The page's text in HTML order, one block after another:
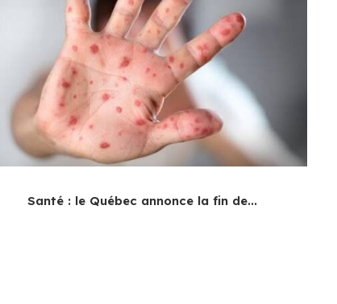
Santé : le Québec annonce la fin de...